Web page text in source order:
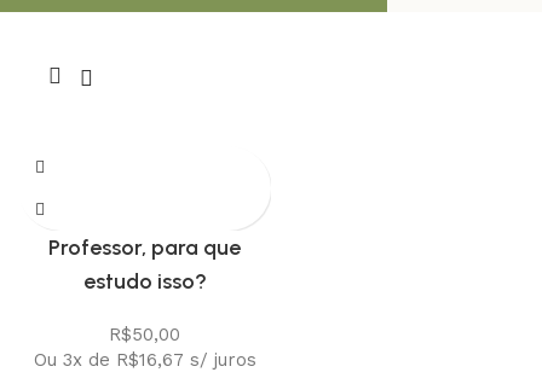
Professor, para que
estudo isso?
R$50,00
Ou 3x de R$16,67 s/ juros